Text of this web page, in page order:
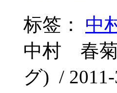
标签： 中
中村 春菊
グ) /